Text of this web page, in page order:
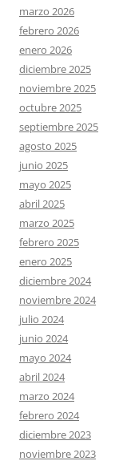
marzo 2026
febrero 2026
enero 2026
diciembre 2025
noviembre 2025
octubre 2025
septiembre 2025
agosto 2025
junio 2025
mayo 2025
abril 2025
marzo 2025
febrero 2025
enero 2025
diciembre 2024
noviembre 2024
julio 2024
junio 2024
mayo 2024
abril 2024
marzo 2024
febrero 2024
diciembre 2023
noviembre 2023